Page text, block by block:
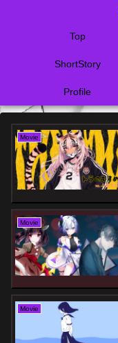
Top
ShortStory
Profile
Movie
Movie
Movie